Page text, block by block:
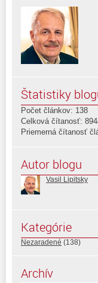
Štatistiky
Počet článkov: 138
Celková čítanosť:
Priemerná čítanosť
Autor blogu
Vasil Lipitsky
Kategórie
Nezaradené (138)
Archív